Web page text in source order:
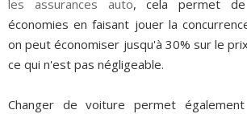
les assurances auto, cela permet
économies en faisant jouer la
on peut économiser jusqu'à 30% sur le
ce qui n'est pas négligeable.
Changer de voiture permet